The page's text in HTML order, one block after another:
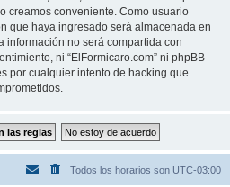
creamos conveniente. Como usuario
que haya ingresado será almacenada en
información no será compartida con
ni “ElFormicaro.com” ni phpBB
por cualquier intento de hacking que
Todos los horarios son UTC-03:00